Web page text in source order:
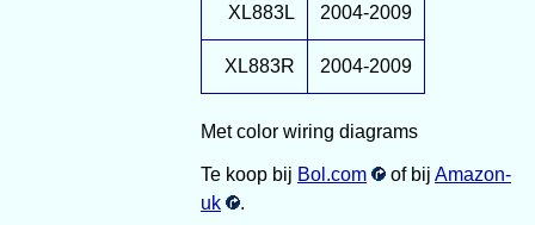
XL883L 2004-2009
XL883R 2004-2009
Met color wiring diagrams
Te koop bij Bol.com of bij Amazon-
uk
.